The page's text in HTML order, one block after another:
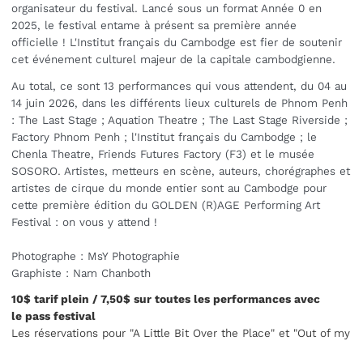
organisateur du festival. Lancé sous un format Année 0 en
2025, le festival entame à présent sa première année
officielle ! L'Institut français du Cambodge est fier de soutenir
cet événement culturel majeur de la capitale cambodgienne.
Au total, ce sont 13 performances qui vous attendent, du 04 au
14 juin 2026, dans les différents lieux culturels de Phnom Penh
: The Last Stage ; Aquation Theatre ; The Last Stage Riverside ;
Factory Phnom Penh ; l'Institut français du Cambodge ; le
Chenla Theatre, Friends Futures Factory (F3) et le musée
SOSORO. Artistes, metteurs en scène, auteurs, chorégraphes et
artistes de cirque du monde entier sont au Cambodge pour
cette première édition du GOLDEN (R)AGE Performing Art
Festival : on vous y attend !
Photographe : MsY Photographie
Graphiste : Nam Chanboth
10$ tarif plein / 7,50$ sur toutes les performances avec
le pass festival
Les réservations pour "A Little Bit Over the Place" et "Out of my